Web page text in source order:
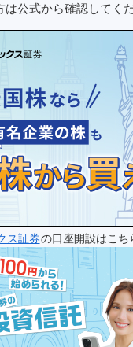
公式から確認してくだ
ス証券の口座開設はこち